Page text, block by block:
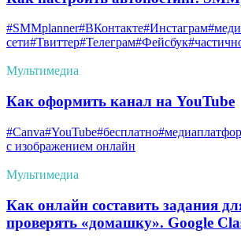
#SMMplanner#ВКонтакте#Инстаграм
сети#Твиттер#Телеграм#Фейсбук
Мультимедиа
Как оформить канал на YouTube
#Canva#YouTube#бесплатно
с изображением онлайн
Мультимедиа
Как онлайн составить задания
проверять «домашку». Google